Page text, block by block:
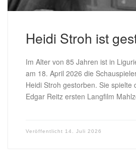
Heidi Stroh ist
Im Alter von 85 Jahren ist in
am 18. April 2026 die
Heidi Stroh gestorben. Sie spielte
Edgar Reitz ersten Langfilm
Veröffentlicht 14. Juli 2026